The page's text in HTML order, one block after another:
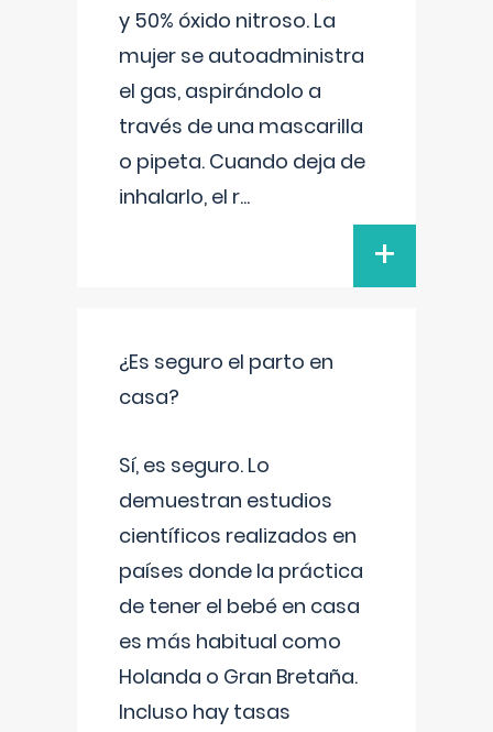
y 50% óxido nitroso. La
mujer se autoadministra
el gas, aspirándolo a
través de una mascarilla
o pipeta. Cuando deja de
inhalarlo, el r...
+
¿Es seguro el parto en
casa?
Sí, es seguro. Lo
demuestran estudios
científicos realizados en
países donde la práctica
de tener el bebé en casa
es más habitual como
Holanda o Gran Bretaña.
Incluso hay tasas